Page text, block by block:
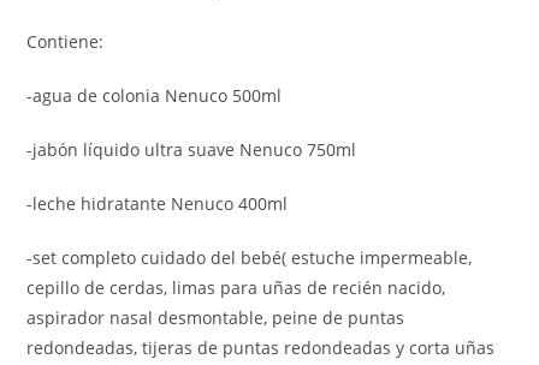
Contiene:
-agua de colonia Nenuco 500ml
-jabón líquido ultra suave Nenuco 750ml
-leche hidratante Nenuco 400ml
-set completo cuidado del bebé( estuche impermeable,
cepillo de cerdas, limas para uñas de recién nacido,
aspirador nasal desmontable, peine de puntas
redondeadas, tijeras de puntas redondeadas y corta uñas